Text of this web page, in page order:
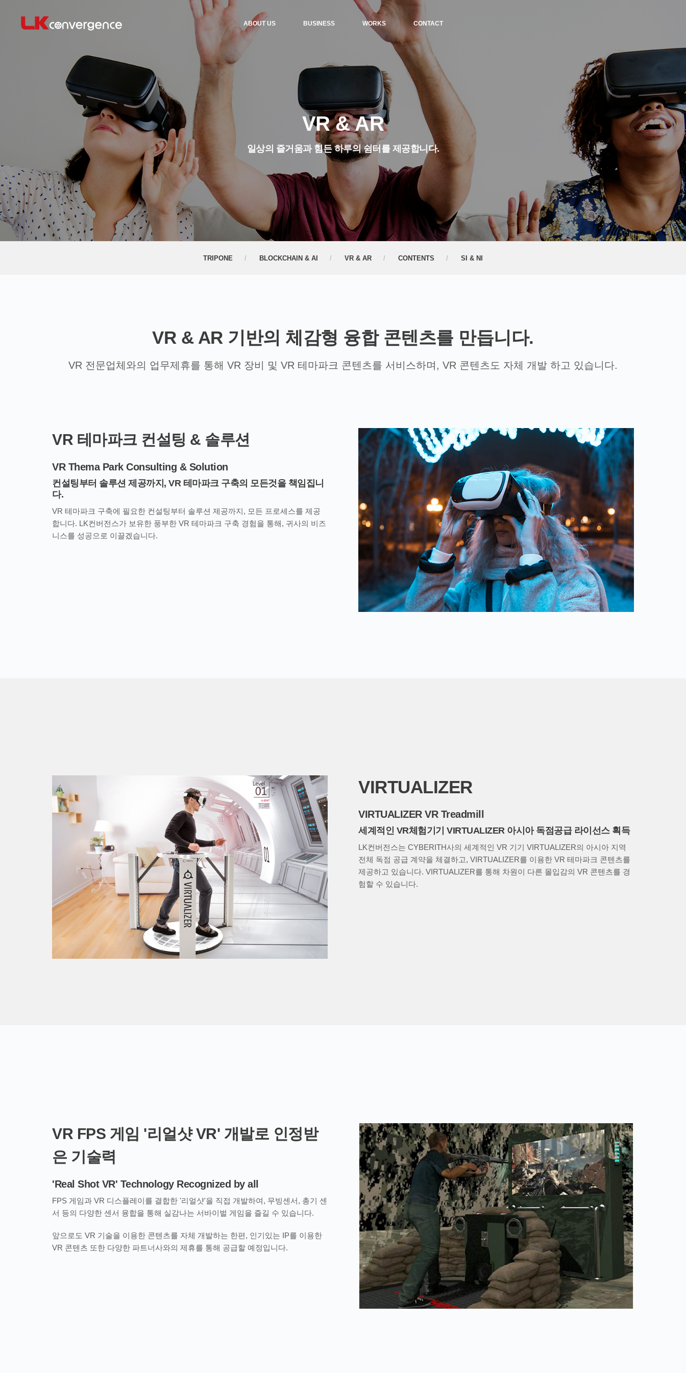
ABOUT US BUSINESS WORKS CONTACT
VR & AR
일상의 즐거움과 힘든 하루의 쉼터를 제공합니다.
TRIPONE BLOCKCHAIN & AI VR & AR CONTENTS SI & NI
VR & AR 기반의 체감형 융합 콘텐츠를 만듭니다.
VR 전문업체와의 업무제휴를 통해 VR 장비 및 VR 테마파크 콘텐츠를 서비스하며, VR 콘텐츠도 자체 개발 하고 있습니다.
VR 테마파크 컨설팅 & 솔루션
VR Thema Park Consulting & Solution
컨설팅부터 솔루션 제공까지, VR 테마파크 구축의 모든것을 책임집니
다.
VR 테마파크 구축에 필요한 컨설팅부터 솔루션 제공까지, 모든 프로세스를 제공
합니다. LK컨버전스가 보유한 풍부한 VR 테마파크 구축 경험을 통해, 귀사의 비즈
니스를 성공으로 이끌겠습니다.
VIRTUALIZER
VIRTUALIZER VR Treadmill
세계적인 VR체험기기 VIRTUALIZER 아시아 독점공급 라이선스 획득
LK컨버전스는 CYBERITH사의 세계적인 VR 기기 VIRTUALIZER의 아시아 지역
전체 독점 공급 계약을 체결하고, VIRTUALIZER를 이용한 VR 테마파크 콘텐츠를
제공하고 있습니다. VIRTUALIZER를 통해 차원이 다른 몰입감의 VR 콘텐츠를 경
험할 수 있습니다.
VR FPS 게임 '리얼샷 VR' 개발로 인정받
은 기술력
'Real Shot VR' Technology Recognized by all
FPS 게임과 VR 디스플레이를 결합한 '리얼샷'을 직접 개발하여, 무빙센서, 총기 센
서 등의 다양한 센서 융합을 통해 실감나는 서바이벌 게임을 즐길 수 있습니다.
앞으로도 VR 기술을 이용한 콘텐츠를 자체 개발하는 한편, 인기있는 IP를 이용한
VR 콘텐츠 또한 다양한 파트너사와의 제휴를 통해 공급할 예정입니다.